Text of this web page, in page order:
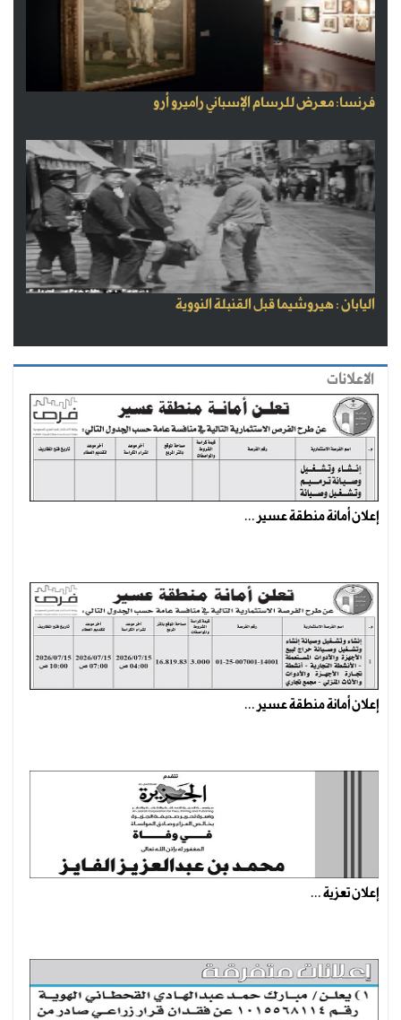
فرنسا: معرض للرسام الإسباني راميرو أرو
اليابان : هيروشيما قبل القنبلة النووية
الاعلانات
إعلان أمانة منطقة عسير ...
إعلان أمانة منطقة عسير ...
إعلان تعزية ...